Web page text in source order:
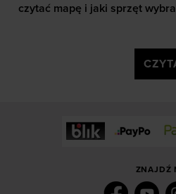
czytać mapę i jaki sprzęt
ZNAJDŹ